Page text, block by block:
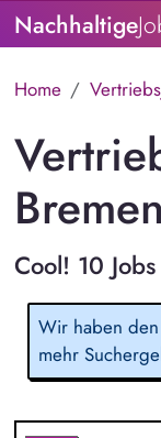
Nachhaltige
Home
Bremen
Cool! 10
Wir haben den
mehr